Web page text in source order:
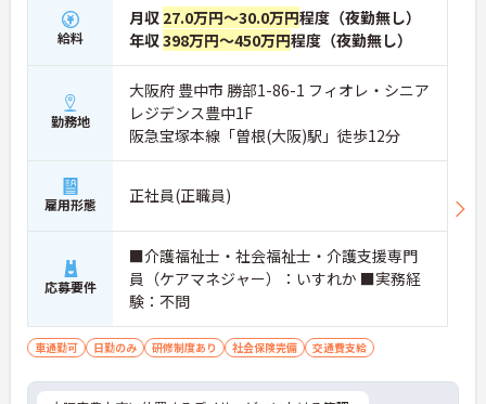
給料
月収 27.0万円～30.0万円程度（夜勤無し）
年収398万円～450万円程度（夜勤無し）
勤務地
大阪府 豊中市 勝部1-86-1 フィオレ・シニア
レジデンス豊中1F
阪急宝塚本線「曽根(大阪)駅」徒歩12分
雇用形態 正社員(正職員)
応募要件
■介護福祉士・社会福祉士・介護支援専門
員（ケアマネジャー）：いすれか ■実務経
験：不問
車通勤可 日勤のみ 研修制度あり 社会保険完備 交通費支給